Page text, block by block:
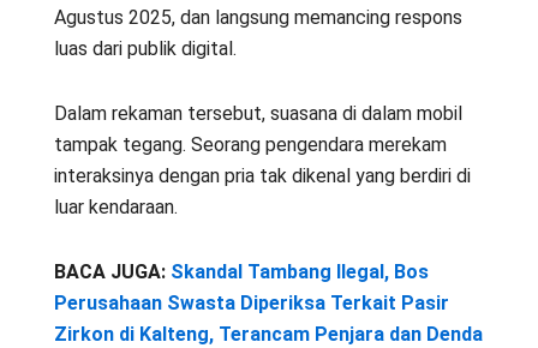
Agustus 2025, dan langsung memancing respons
luas dari publik digital.
Dalam rekaman tersebut, suasana di dalam mobil
tampak tegang. Seorang pengendara merekam
interaksinya dengan pria tak dikenal yang berdiri di
luar kendaraan.
BACA JUGA: Skandal Tambang Ilegal, Bos
Perusahaan Swasta Diperiksa Terkait Pasir
Zirkon di Kalteng, Terancam Penjara dan Denda